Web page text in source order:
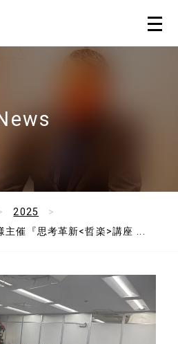
2025
主催『思考革新<哲楽>講座 ...